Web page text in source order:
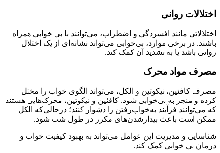
اختلالات روانی
اختلالاتی مانند افسردگی و اضطراب، می‌توانند با بی خوابی همراه
باشند. در برخی موارد، بی‌خوابی می‌تواند نشانه‌ای از یک اختلال
روانی باشد یا به تشدید آن کمک کند.
مصرف مواد محرک
مصرف کافئین، نیکوتین و الکل، می‌تواند الگوی خواب را مختل
کرده و منجر به بی‌خوابی شود. کافئین و نیکوتین، محرک‌هایی هستند
که می‌توانند فرآیند به‌خواب‌رفتن را دشوار کنند؛ درحالی‌که الکل
ممکن است باعث بیدارشدن‌های مکرر در طول شب شود.
شناسایی و مدیریت این عوامل می‌تواند به بهبود کیفیت خواب و
درمان بی خوابی کمک کند.